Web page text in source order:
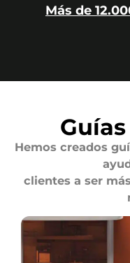
Más de
Hemos creados
clientes a ser